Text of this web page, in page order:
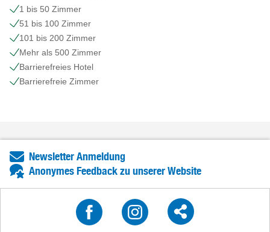
1 bis 50 Zimmer
51 bis 100 Zimmer
101 bis 200 Zimmer
Mehr als 500 Zimmer
Barrierefreies Hotel
Barrierefreie Zimmer
Newsletter Anmeldung
Anonymes Feedback zu unserer Website